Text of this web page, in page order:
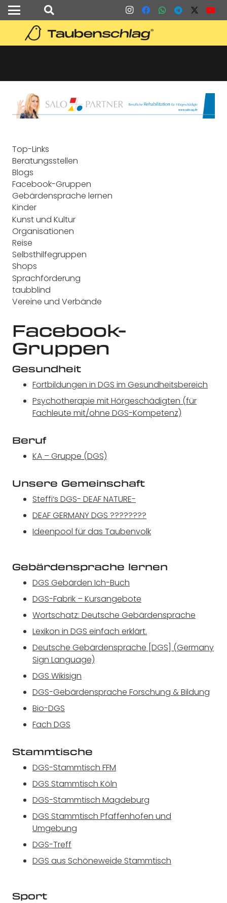
Top-Links
Beratungsstellen
Blogs
Facebook-Gruppen
Gebärdensprache lernen
Kinder
Kunst und Kultur
Organisationen
Reise
Selbsthilfegruppen
Shops
Sprachförderung
taubblind
Vereine und Verbände
Facebook-
Gruppen
Gesundheit
Fortbildungen in DGS im Gesundheitsbereich
Psychotherapie mit Hörgeschädigten (für
Fachleute mit/ohne DGS-Kompetenz)
Beruf
KA – Gruppe (DGS)
Unsere Gemeinschaft
Steffi‘s DGS- DEAF NATURE-
DEAF GERMANY DGS ????????
Ideenpool für das Taubenvolk
Gebärdensprache lernen
DGS Gebärden Ich-Buch
DGS-Fabrik – Kursangebote
Wortschatz: Deutsche Gebärdensprache
Lexikon in DGS einfach erklärt.
Deutsche Gebärdensprache [DGS] (Germany
Sign Language)
DGS Wikisign
DGS-Gebärdensprache Forschung & Bildung
Bio-DGS
Fach DGS
Stammtische
DGS-Stammtisch FFM
DGS Stammtisch Köln
DGS-Stammtisch Magdeburg
DGS Stammtisch Pfaffenhofen und
Umgebung
DGS-Treff
DGS aus Schöneweide Stammtisch
Sport